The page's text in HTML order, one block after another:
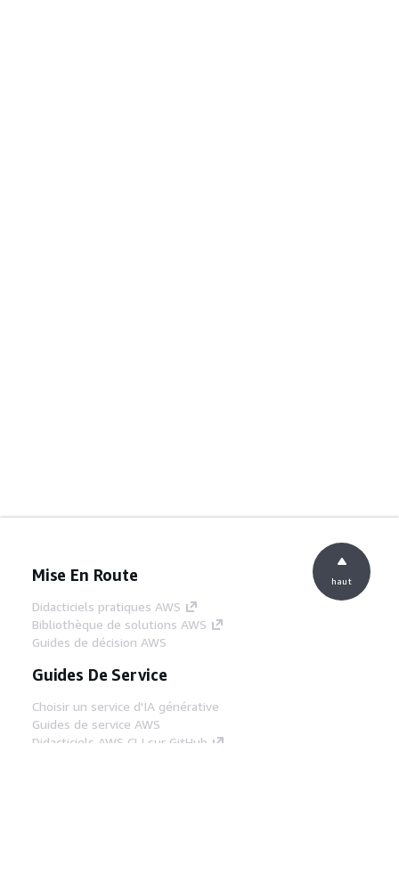
Mise En Route
Didacticiels pratiques AWS
Bibliothèque de solutions AWS
Guides de décision AWS
Guides De Service
Choisir un service d'IA générative
Guides de service AWS
Didacticiels AWS CLI sur GitHub
haut